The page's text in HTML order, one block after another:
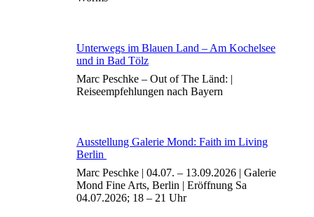
Unterwegs im Blauen Land – Am Kochelsee
und in Bad Tölz
Marc Peschke – Out of The Länd: |
Reiseempfehlungen nach Bayern
Ausstellung Galerie Mond: Faith im Living
Berlin
Marc Peschke | 04.07. – 13.09.2026 | Galerie
Mond Fine Arts, Berlin | Eröffnung Sa
04.07.2026; 18 – 21 Uhr